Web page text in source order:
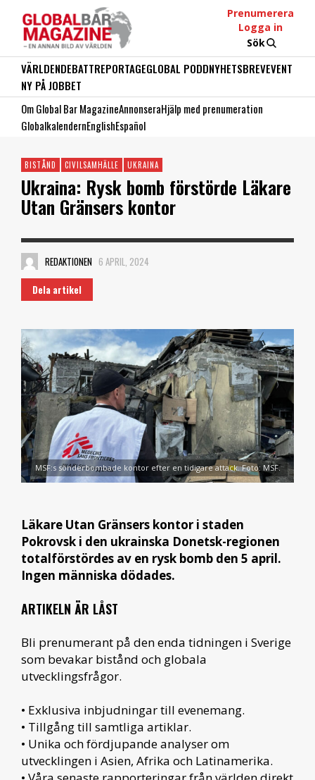
Prenumerera
Logga in
Sök
VÄRLDENDEBATTREPORTAGEGLOBAL PODDNYHETSBREVEVENT
NY PÅ JOBBET
Om Global Bar MagazineAnnonseraHjälp med prenumeration
GlobalkalendernEnglishEspañol
BISTÅND CIVILSAMHÄLLE UKRAINA
Ukraina: Rysk bomb förstörde Läkare
Utan Gränsers kontor
REDAKTIONEN 6 APRIL, 2024
Dela artikel
MSF:s sönderbombade kontor efter en tidigare attack. Foto: MSF.
Läkare Utan Gränsers kontor i staden
Pokrovsk i den ukrainska Donetsk-regionen
totalförstördes av en rysk bomb den 5 april.
Ingen människa dödades.
ARTIKELN ÄR LÅST
Bli prenumerant på den enda tidningen i Sverige
som bevakar bistånd och globala
utvecklingsfrågor.
• Exklusiva inbjudningar till evenemang.
• Tillgång till samtliga artiklar.
• Unika och fördjupande analyser om
utvecklingen i Asien, Afrika och Latinamerika.